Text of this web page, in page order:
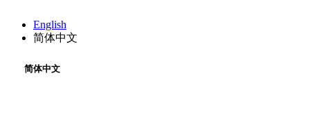
English
简体中文
简体中文